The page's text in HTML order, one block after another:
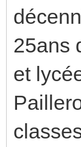
25ans
et